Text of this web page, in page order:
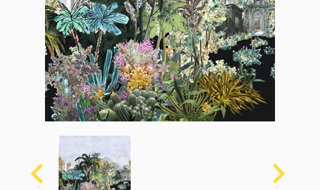
Личный кабинет
Москва (сменить город)
Заказать обратный звонок